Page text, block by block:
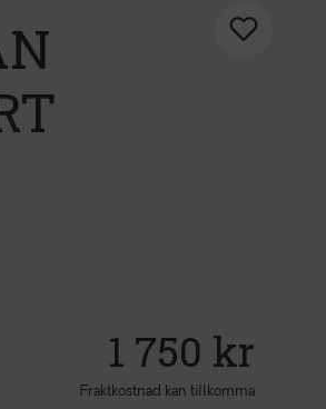
1 750 kr
Fraktkostnad kan tillkomma